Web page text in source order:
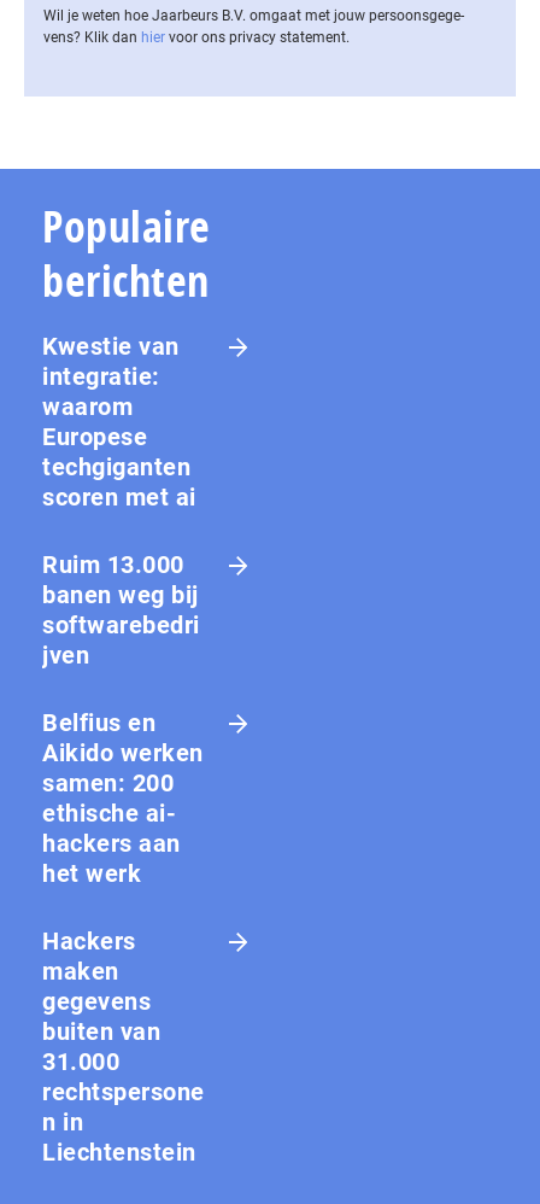
Wil je weten hoe Jaarbeurs B.V. omgaat met jouw per­soons­ge­ge­
vens? Klik dan hier voor ons privacy statement.
Populaire
berichten
Kwestie van
integratie:
waarom
Europese
techgiganten
scoren met ai
Ruim 13.000
banen weg bij
softwarebedri
jven
Belfius en
Aikido werken
samen: 200
ethische ai-
hackers aan
het werk
Hackers
maken
gegevens
buiten van
31.000
rechtspersone
n in
Liechtenstein